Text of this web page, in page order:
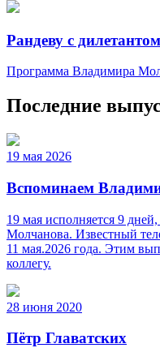
Рандеву с дилетантом
Программа Владимира
Последние
19 мая 2026
Вспоминаем
19 мая исполняется 9
Молчанова. Известный
11 мая.2026 года. Этим
коллегу.
28 июня 2020
Пётр Главатских